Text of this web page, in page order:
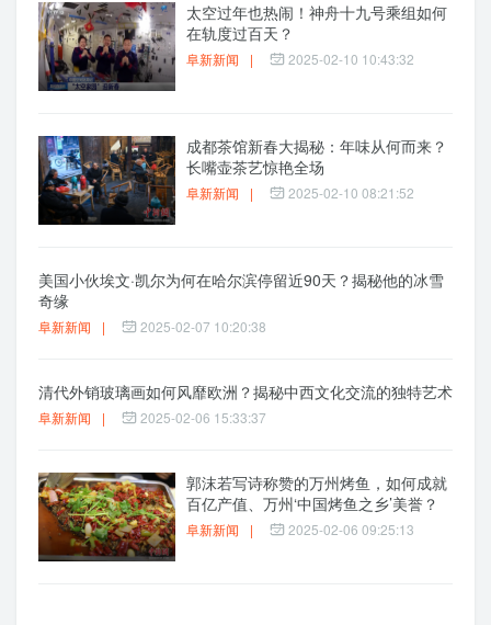
太空过年也热闹！神舟十九号乘组如何
在轨度过百天？
阜新新闻 | 2025-02-10 10:43:32
成都茶馆新春大揭秘：年味从何而来？
长嘴壶茶艺惊艳全场
阜新新闻 | 2025-02-10 08:21:52
美国小伙埃文·凯尔为何在哈尔滨停留近90天？揭秘他的冰雪
奇缘
阜新新闻 | 2025-02-07 10:20:38
清代外销玻璃画如何风靡欧洲？揭秘中西文化交流的独特艺术
阜新新闻 | 2025-02-06 15:33:37
郭沫若写诗称赞的万州烤鱼，如何成就
百亿产值、万州‘中国烤鱼之乡’美誉？
阜新新闻 | 2025-02-06 09:25:13